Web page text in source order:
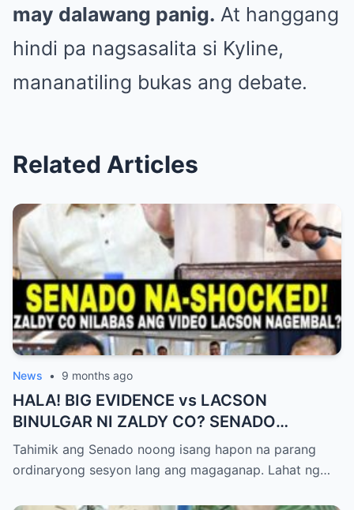
may dalawang panig. At hanggang
hindi pa nagsasalita si Kyline,
mananatiling bukas ang debate.
Related Articles
News • 9 months ago
HALA! BIG EVIDENCE vs LACSON
BINULGAR NI ZALDY CO? SENADO
NASHOCK SA SIKRETO NA KINABAHAN
PAti SI SOTTO!
Tahimik ang Senado noong isang hapon na parang
ordinaryong sesyon lang ang magaganap. Lahat ng…